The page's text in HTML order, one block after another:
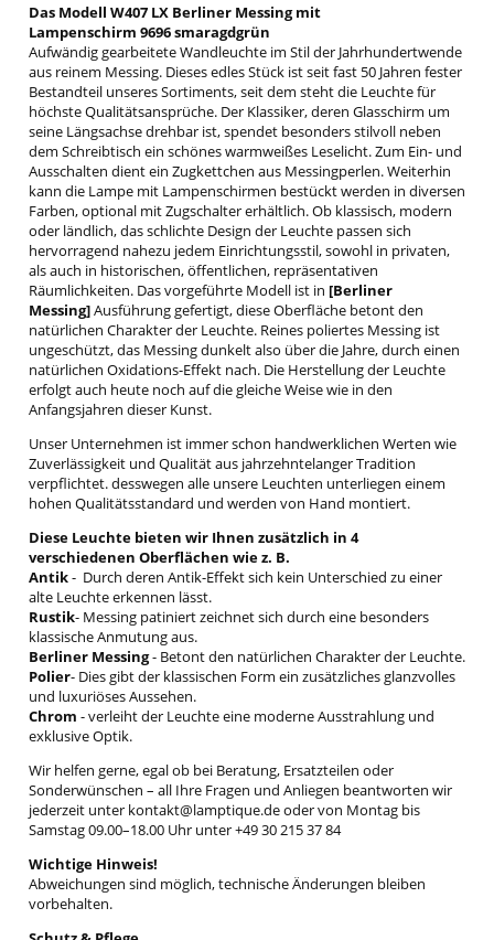
Das Modell W407 LX Berliner Messing mit
Lampenschirm 9696 smaragdgrün
Aufwändig gearbeitete Wandleuchte im Stil der Jahrhundertwende
aus reinem Messing. Dieses edles Stück ist seit fast 50 Jahren fester
Bestandteil unseres Sortiments, seit dem steht die Leuchte für
höchste Qualitätsansprüche. Der Klassiker, deren Glasschirm um
seine Längsachse drehbar ist, spendet besonders stilvoll neben
dem Schreibtisch ein schönes warmweißes Leselicht. Zum Ein- und
Ausschalten dient ein Zugkettchen aus Messingperlen. Weiterhin
kann die Lampe mit Lampenschirmen bestückt werden in diversen
Farben, optional mit Zugschalter erhältlich. Ob klassisch, modern
oder ländlich, das schlichte Design der Leuchte passen sich
hervorragend nahezu jedem Einrichtungsstil, sowohl in privaten,
als auch in historischen, öffentlichen, repräsentativen
Räumlichkeiten. Das vorgeführte Modell ist in [Berliner
Messing]Ausführung gefertigt, diese Oberfläche betont den
natürlichen Charakter der Leuchte. Reines poliertes Messing ist
ungeschützt, das Messing dunkelt also über die Jahre, durch einen
natürlichen Oxidations-Effekt nach. Die Herstellung der Leuchte
erfolgt auch heute noch auf die gleiche Weise wie in den
Anfangsjahren dieser Kunst.
Unser Unternehmen ist immer schon handwerklichen Werten wie
Zuverlässigkeit und Qualität aus jahrzehntelanger Tradition
verpflichtet. desswegen alle unsere Leuchten unterliegen einem
hohen Qualitätsstandard und werden von Hand montiert.
Diese Leuchte bieten wir Ihnen zusätzlich in 4
verschiedenen Oberflächen wie z. B.
Antik- Durch deren Antik-Effekt sich kein Unterschied zu einer
alte Leuchte erkennen lässt.
Rustik- Messing patiniert zeichnet sich durch eine besonders
klassische Anmutung aus.
Berliner Messing- Betont den natürlichen Charakter der Leuchte.
Polier- Dies gibt der klassischen Form ein zusätzliches glanzvolles
und luxuriöses Aussehen.
Chrom - verleiht der Leuchte eine moderne Ausstrahlung und
exklusive Optik.
Wir helfen gerne, egal ob bei Beratung, Ersatzteilen oder
Sonderwünschen – all Ihre Fragen und Anliegen beantworten wir
jederzeit unter kontakt@lamptique.de oder von Montag bis
Samstag 09.00–18.00 Uhr unter +49 30 215 37 84
Wichtige Hinweis!
Abweichungen sind möglich, technische Änderungen bleiben
vorbehalten.